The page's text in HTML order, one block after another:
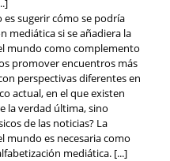
sugerir cómo se podría
mediática si se añadiera la
mundo como complemento
promover encuentros más
perspectivas diferentes en
actual, en el que existen
la verdad última, sino
de las noticias? La
mundo es necesaria como
mediática. [...]